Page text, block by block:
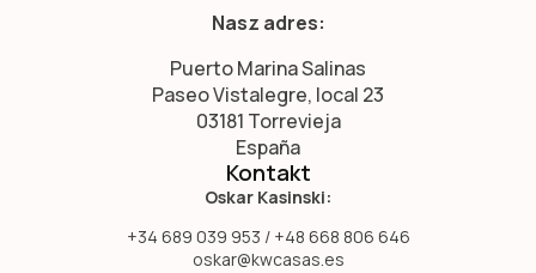
Nasz adres:
Puerto Marina Salinas
Paseo Vistalegre, local 23
03181 Torrevieja
España
Kontakt
Oskar Kasinski:
+34 689 039 953 / +48 668 806 646
oskar@kwcasas.es